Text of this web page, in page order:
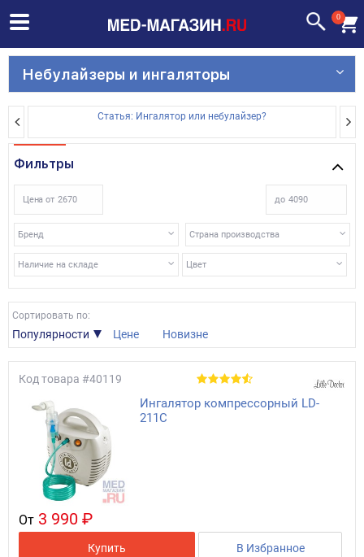
0
Небулайзеры и ингаляторы
Статья: Ингалятор или небулайзер?
Фильтры
Цена от до
Бренд Страна производства
Наличие на складе Цвет
Сортировать по:
Популярности Цене Новизне
Код товара #40119
Ингалятор компрессорный LD-
211C
От 3 990 ₽
Купить В Избранное